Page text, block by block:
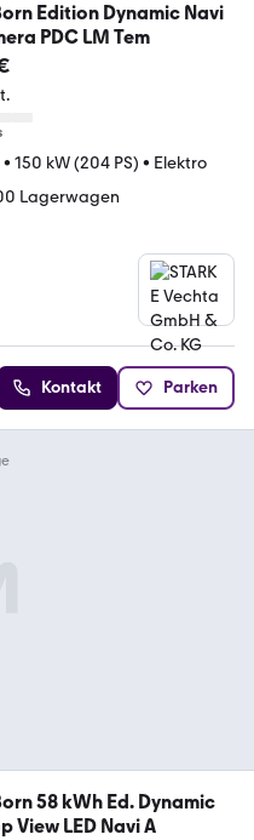
Edition Dynamic Navi
PDC LM Tem
• 150 kW (204 PS) • Elektro
Lagerwagen
Kontakt Parken
58 kWh Ed. Dynamic
View LED Navi A